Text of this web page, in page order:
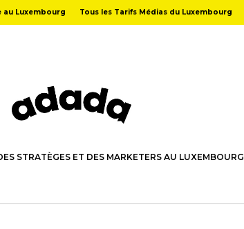
au Luxembourg Tous les Tarifs Médias du Luxembourg
STRATÈGES ET DES MARKETERS AU LUXEMBOURG